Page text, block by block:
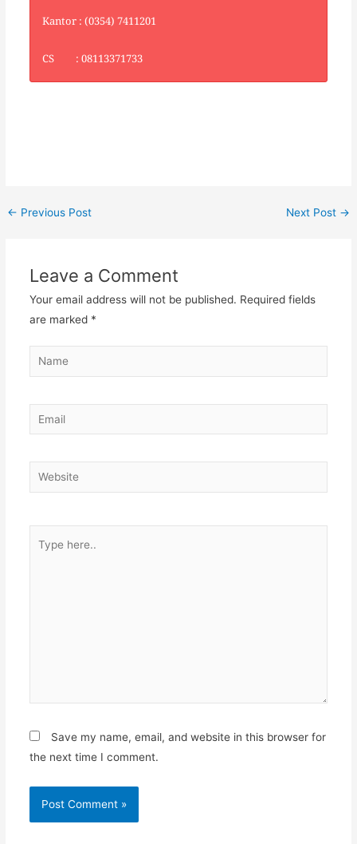
Kantor : (0354) 7411201
CS : 08113371733
← Previous Post Next Post →
Leave a Comment
Your email address will not be published. Required fields
are marked *
Name
Email
Website
here..
Save my name, email, and website in this browser for
the next time I comment.